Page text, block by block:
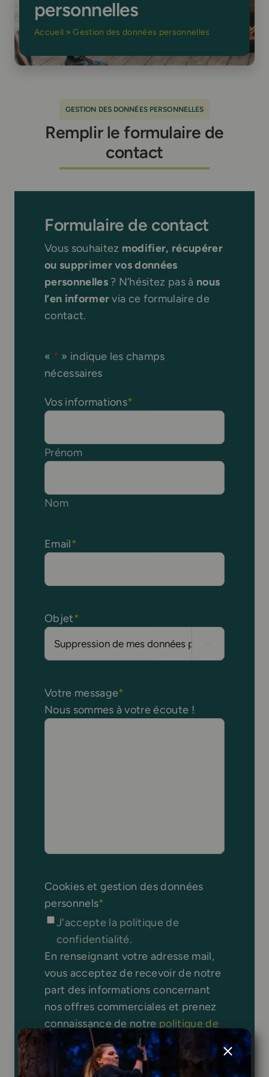
personnelles
Accueil »Gestion des données personnelles
GESTION DES DONNÉES PERSONNELLES
Remplir le formulaire de
contact
Formulaire de contact
Vous souhaitez modifier, récupérer
ou supprimer vos données
personnelles? N’hésitez pas à nous
l’en informervia ce formulaire de
contact.
« * » indique les champs
nécessaires
Vos informations*
Prénom
Nom
Email*
Objet*
Votre message*
Nous sommes à votre écoute !
Cookies et gestion des données
personnels*
J'accepte la politique de
confidentialité.
En renseignant votre adresse mail,
vous acceptez de recevoir de notre
part des informations concernant
nos offres commerciales et prenez
connaissance de notre politique de
confidentialité. Vous pouvez vous
désinscrire à tout moment en
utilisant la page degestion des